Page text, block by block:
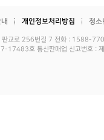
개인정보처리방침 청소
구 판교로 256번길 7 전화 :
17483호 통신판매업 신고번호 :